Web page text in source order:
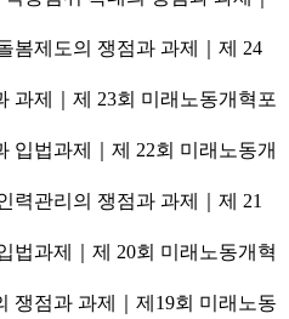
봄제도의 쟁점과 과제｜제 24
과제｜제 23회 미래노동개혁포
입법과제｜제 22회 미래노동개
력관리의 쟁점과 과제｜제 21
법과제｜제 20회 미래노동개혁
쟁점과 과제｜제19회 미래노동